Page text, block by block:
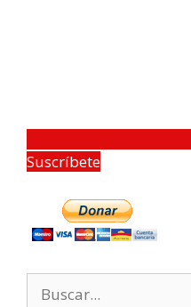
Suscríbete